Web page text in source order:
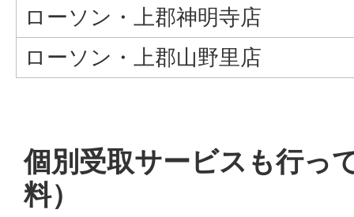
ローソン・上郡神明寺店
ローソン・上郡山野里店
個別受取サービスも行っ
料）